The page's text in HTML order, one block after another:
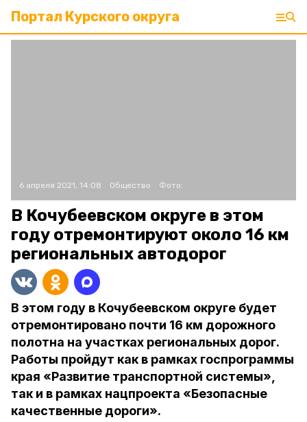
Портал Курского округа
6 апреля 2021, 14:08 Общество Фото:
В Кочубеевском округе в этом
году отремонтируют около 16 км
региональных автодорог
В этом году в Кочубеевском округе будет
отремонтировано почти 16 км дорожного
полотна на участках региональных дорог.
Работы пройдут как в рамках госпрограммы
края «Развитие транспортной системы»,
так и в рамках нацпроекта «Безопасные
качественные дороги».